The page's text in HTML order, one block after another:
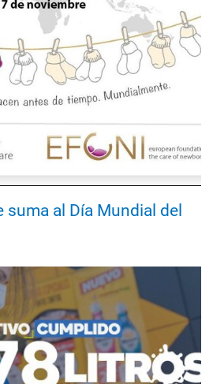
suma al Día Mundial del